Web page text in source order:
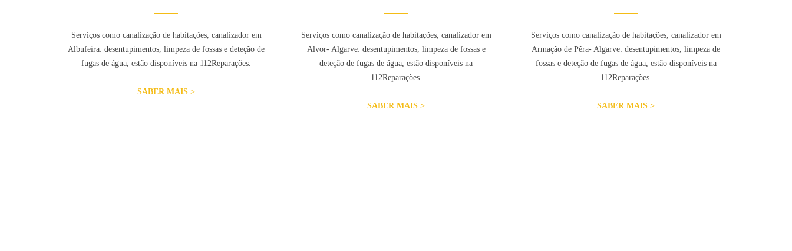
Serviços como canalização de habitações, canalizador em
Albufeira: desentupimentos, limpeza de fossas e deteção de
fugas de água, estão disponíveis na 112Reparações.
SABER MAIS >
Serviços como canalização de habitações, canalizador em
Alvor- Algarve: desentupimentos, limpeza de fossas e
deteção de fugas de água, estão disponíveis na
112Reparações.
SABER MAIS >
Serviços como canalização de habitações, canalizador em
Armação de Pêra- Algarve: desentupimentos, limpeza de
fossas e deteção de fugas de água, estão disponíveis na
112Reparações.
SABER MAIS >